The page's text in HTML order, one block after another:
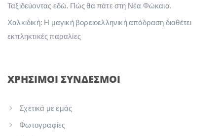
Ταξιδεύοντας εδώ. Πώς θα πάτε στη Νέα Φώκαια.
Χαλκιδική: Η μαγική βορειοελληνική απόδραση διαθέτει
εκπληκτικές παραλίες
ΧΡΗΣΙΜΟΙ ΣΥΝΔΕΣΜΟΙ
Σχετικά με εμάς
Φωτογραφίες